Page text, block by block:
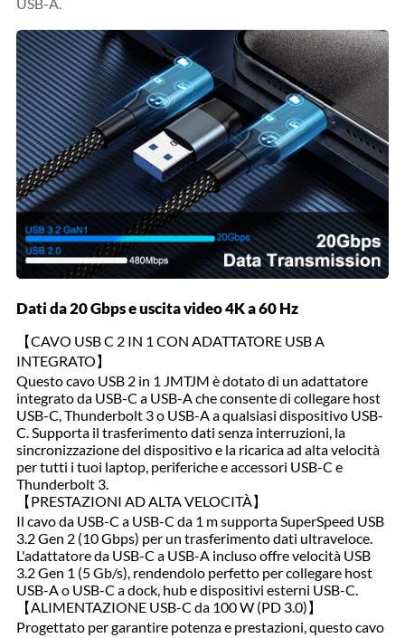
Dati da 20 Gbps e uscita video 4K a 60 Hz
【CAVO USB C 2 IN 1 CON ADATTATORE USB A
INTEGRATO】
Questo cavo USB 2 in 1 JMTJM è dotato di un adattatore
integrato da USB-C a USB-A che consente di collegare host
USB-C, Thunderbolt 3 o USB-A a qualsiasi dispositivo USB-
C. Supporta il trasferimento dati senza interruzioni, la
sincronizzazione del dispositivo e la ricarica ad alta velocità
per tutti i tuoi laptop, periferiche e accessori USB-C e
Thunderbolt 3.
【PRESTAZIONI AD ALTA VELOCITÀ】
Il cavo da USB-C a USB-C da 1 m supporta SuperSpeed ​​USB
3.2 Gen 2 (10 Gbps) per un trasferimento dati ultraveloce.
L'adattatore da USB-C a USB-A incluso offre velocità USB
3.2 Gen 1 (5 Gb/s), rendendolo perfetto per collegare host
USB-A o USB-C a dock, hub e dispositivi esterni USB-C.
【ALIMENTAZIONE USB-C da 100 W (PD 3.0)】
Progettato per garantire potenza e prestazioni, questo cavo